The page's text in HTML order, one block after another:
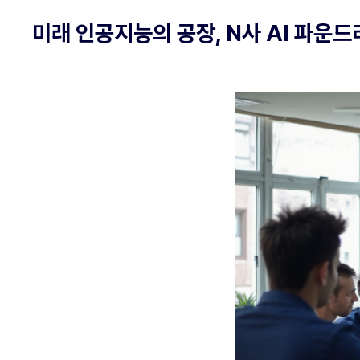
미래 인공지능의 공장, N사 AI 파운드